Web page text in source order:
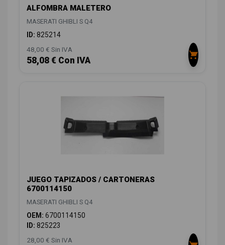
ALFOMBRA MALETERO
MASERATI GHIBLI S Q4
ID: 825214
48,00 € Sin IVA
58,08 € Con IVA
JUEGO TAPIZADOS / CARTONERAS
6700114150
MASERATI GHIBLI S Q4
OEM: 6700114150
ID: 825223
28,00 € Sin IVA